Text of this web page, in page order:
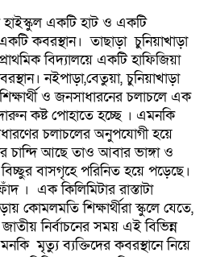
হাইস্কুল একটি হাট ও একটি
কবরস্থান। তাছাড়া চুনিয়াখাড়া
বিদ্যালয়ে একটি হাফিজিয়া
নইপাড়া,বেতুয়া, চুনিয়াখাড়া
ও জনসাধারনের চলাচলে এক
কষ্ট পোহাতে হচ্ছে । এমনকি
চলাচলের অনুপযোগী হয়ে
চান্দি আছে তাও আবার ভাঙ্গা ও
বাসগৃহে পরিনিত হয়ে পড়েছে।
। এক কিলিমিটার রাস্তাটা
কোমলমতি শিক্ষার্থীরা স্কুলে যেতে,
নির্বাচনের সময় এই বিভিন্ন
মৃত্যু ব্যক্তিদের কবরস্থানে নিয়ে